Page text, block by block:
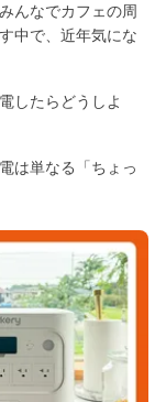
んなでカフェの周
中で、近年気にな
したらどうしよ
は単なる「ちょっ